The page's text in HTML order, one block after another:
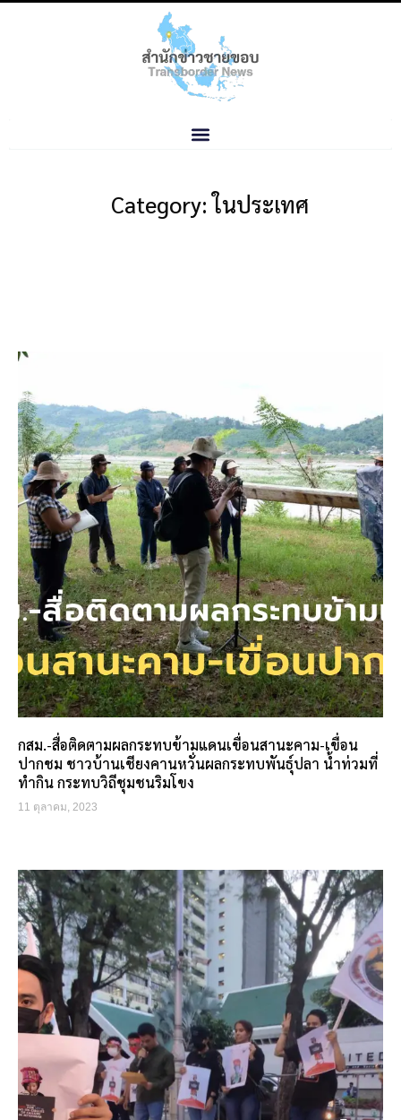
Category: ในประเทศ
กสม.-สื่อติดตามผลกระทบข้ามแดนเขื่อนสานะคาม-เขื่อน
ปากชม ชาวบ้านเชียงคานหวั่นผลกระทบพันธุ์ปลา น้ำท่วมที่
ทำกิน กระทบวิถีชุมชนริมโขง
11 ตุลาคม, 2023